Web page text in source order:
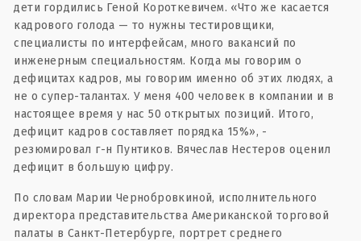
дети гордились Геной Короткевичем. «Что же касается
кадрового голода — то нужны тестировщики,
специалисты по интерфейсам, много вакансий по
инженерным специальностям. Когда мы говорим о
дефицитах кадров, мы говорим именно об этих людях, а
не о супер-талантах. У меня 400 человек в компании и в
настоящее время у нас 50 открытых позиций. Итого,
дефицит кадров составляет порядка 15%», -
резюмировал г-н Пунтиков. Вячеслав Нестеров оценил
дефицит в большую цифру.
По словам Марии Чернобровкиной, исполнительного
директора представительства Американской торговой
палаты в Санкт-Петербурге, портрет среднего